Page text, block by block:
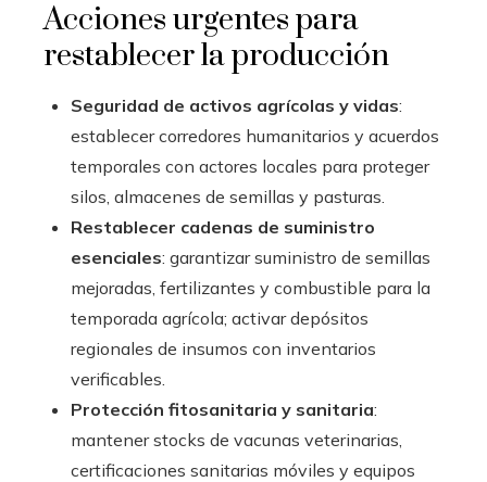
Acciones urgentes para
restablecer la producción
Seguridad de activos agrícolas y vidas:
establecer corredores humanitarios y acuerdos
temporales con actores locales para proteger
silos, almacenes de semillas y pasturas.
Restablecer cadenas de suministro
esenciales: garantizar suministro de semillas
mejoradas, fertilizantes y combustible para la
temporada agrícola; activar depósitos
regionales de insumos con inventarios
verificables.
Protección fitosanitaria y sanitaria:
mantener stocks de vacunas veterinarias,
certificaciones sanitarias móviles y equipos